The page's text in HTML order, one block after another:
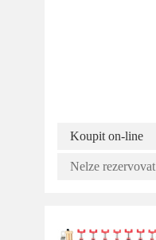
Koupit on-line
Nelze rezervovat